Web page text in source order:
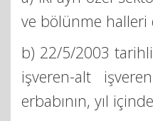
ve bölünme halleri
b) 22/5/2003
işveren-alt
erbabının, yıl